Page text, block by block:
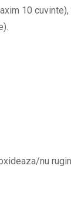
10 cuvinte),
nu